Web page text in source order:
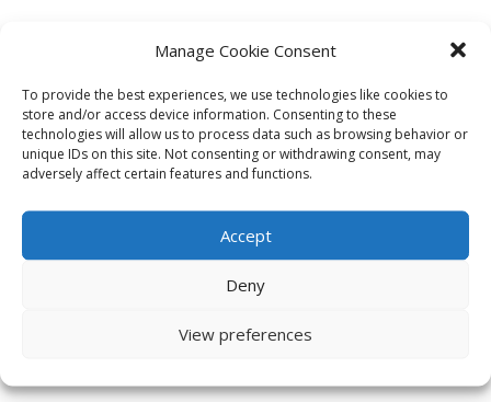
Manage Cookie Consent
To provide the best experiences, we use technologies like cookies to
store and/or access device information. Consenting to these
technologies will allow us to process data such as browsing behavior or
unique IDs on this site. Not consenting or withdrawing consent, may
adversely affect certain features and functions.
Accept
Deny
View preferences